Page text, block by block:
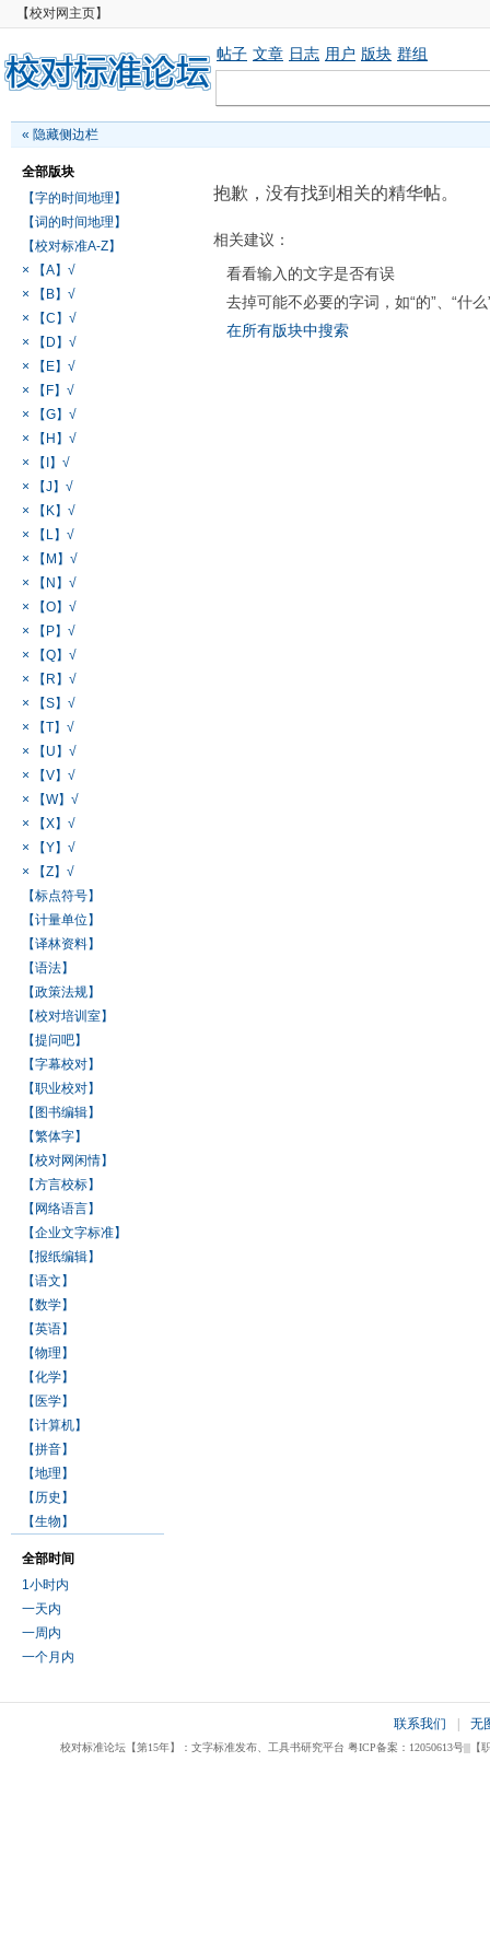
【校对网主页】
帖子 文章 日志 用户 版块 群组
« 隐藏侧边栏
全部版块
【字的时间地理】
【词的时间地理】
【校对标准A-Z】
× 【A】√
× 【B】√
× 【C】√
× 【D】√
× 【E】√
× 【F】√
× 【G】√
× 【H】√
× 【I】√
× 【J】√
× 【K】√
× 【L】√
× 【M】√
× 【N】√
× 【O】√
× 【P】√
× 【Q】√
× 【R】√
× 【S】√
× 【T】√
× 【U】√
× 【V】√
× 【W】√
× 【X】√
× 【Y】√
× 【Z】√
【标点符号】
【计量单位】
【译林资料】
【语法】
【政策法规】
【校对培训室】
【提问吧】
【字幕校对】
【职业校对】
【图书编辑】
【繁体字】
【校对网闲情】
【方言校标】
【网络语言】
【企业文字标准】
【报纸编辑】
【语文】
【数学】
【英语】
【物理】
【化学】
【医学】
【计算机】
【拼音】
【地理】
【历史】
【生物】
全部时间
1小时内
一天内
一周内
一个月内
抱歉，没有找到相关的精华帖。
相关建议：
看看输入的文字是否有误
去掉可能不必要的字词，如“的”、“什么
在所有版块中搜索
联系我们 无
校对标准论坛【第15年】：文字标准发布、工具书研究平台 粤ICP备案：12050613号|||【